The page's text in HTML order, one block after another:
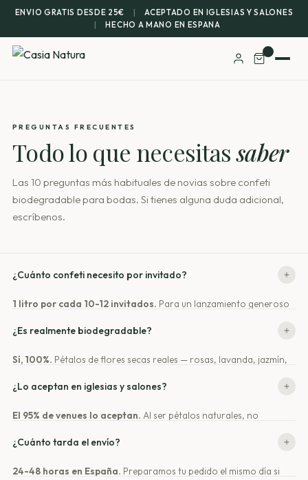
ENVIO GRATIS DESDE 25€ |
ACEPTADO EN IGLESIAS Y SALONES
|
HECHO A MANO EN ESPANA
PREGUNTAS FRECUENTES
Todo lo que necesitassaber
Las 10 preguntas más habituales de novias sobre confeti
biodegradable para bodas. Si tienes alguna duda adicional,
escríbenos.
¿Cuánto confeti necesito por invitado?
1 litro por cada 10-12 invitados. Para un lanzamiento generoso
España tiene 120 invitados — necesitarías 10-12 litros.
¿Es realmente biodegradable?
Sí, 100%. Pétalos de flores secas reales — rosas, lavanda, jazmín,
forma natural en días.
¿Lo aceptan en iglesias y salones?
El 95% de venues lo aceptan. Al ser pétalos naturales, no
documentación, te enviamos una ficha técnica.
¿Cuánto tarda el envío?
24-48 horas en España. Preparamos tu pedido el mismo día si